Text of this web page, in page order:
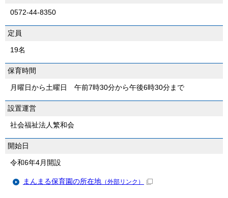
0572-44-8350
定員
19名
保育時間
月曜日から土曜日 午前7時30分から午後6時30分まで
設置運営
社会福祉法人繁和会
開始日
令和6年4月開設
まんまる保育園の所在地 （外部リンク）